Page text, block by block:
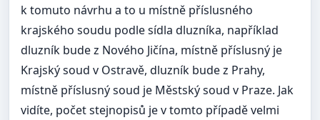
k tomuto návrhu a to u místně příslusného
krajského soudu podle sídla dluzníka, například
dluzník bude z Nového Jičína, místně příslusný je
Krajský soud v Ostravě, dluzník bude z Prahy,
místně příslusný soud je Městský soud v Praze. Jak
vidíte, počet stejnopisů je v tomto případě velmi